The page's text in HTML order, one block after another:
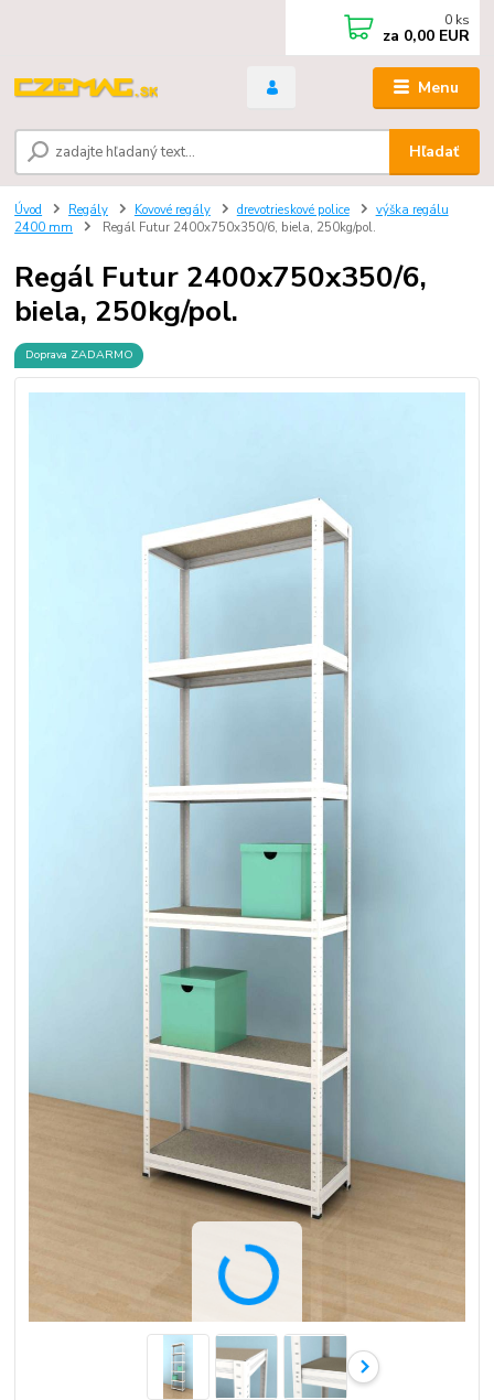
Menu
Hľadať
0 ks
za 0,00 EUR
Úvod Regály Kovové regály drevotrieskové police
výška regálu
2400 mm
Regál Futur 2400x750x350/6, biela, 250kg/pol.
Regál Futur 2400x750x350/6,
biela, 250kg/pol.
Doprava ZADARMO